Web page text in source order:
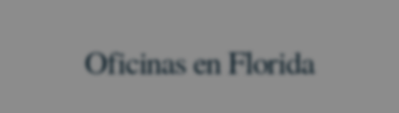
Oficinas en Florida